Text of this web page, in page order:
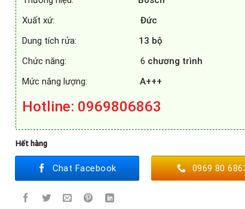
Xuất xứ: Đức
Dung tích rửa: 13 bộ
Chức năng: 6 chương trình
Mức năng lượng: A+++
Hotline: 0969806863
Hết hàng
Chat Facebook 0969 80